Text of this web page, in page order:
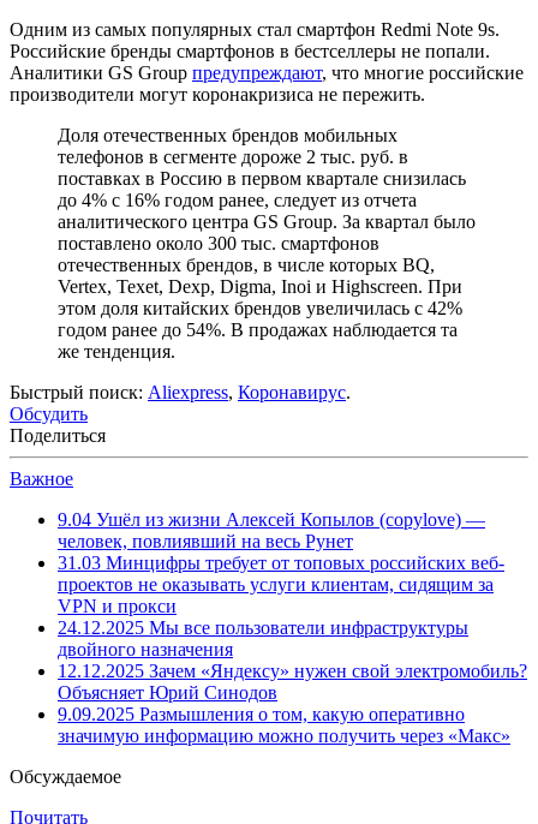
Одним из самых популярных стал смартфон Redmi Note 9s.
Российские бренды смартфонов в бестселлеры не попали.
Аналитики GS Group предупреждают, что многие российские
производители могут коронакризиса не пережить.
Доля отечественных брендов мобильных
телефонов в сегменте дороже 2 тыс. руб. в
поставках в Россию в первом квартале снизилась
до 4% с 16% годом ранее, следует из отчета
аналитического центра GS Group. За квартал было
поставлено около 300 тыс. смартфонов
отечественных брендов, в числе которых BQ,
Vertex, Texet, Dexp, Digma, Inoi и Highscreen. При
этом доля китайских брендов увеличилась с 42%
годом ранее до 54%. В продажах наблюдается та
же тенденция.
Быстрый поиск: Aliexpress, Коронавирус.
Обсудить
Поделиться
Важное
9.04 Ушёл из жизни Алексей Копылов (copylove) —
человек, повлиявший на весь Рунет
31.03 Минцифры требует от топовых российских веб-
проектов не оказывать услуги клиентам, сидящим за
VPN и прокси
24.12.2025 Мы все пользователи инфраструктуры
двойного назначения
12.12.2025 Зачем «Яндексу» нужен свой электромобиль?
Объясняет Юрий Синодов
9.09.2025 Размышления о том, какую оперативно
значимую информацию можно получить через «Макс»
Обсуждаемое
Почитать